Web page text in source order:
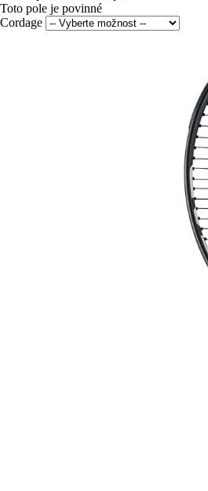
Toto pole je povinné
Cordage